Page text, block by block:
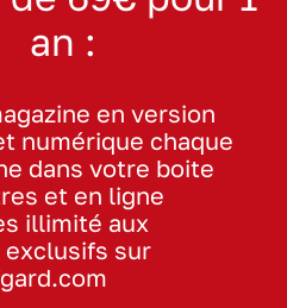
an :
en version
numérique chaque
dans votre boite
et en ligne
illimité aux
sur